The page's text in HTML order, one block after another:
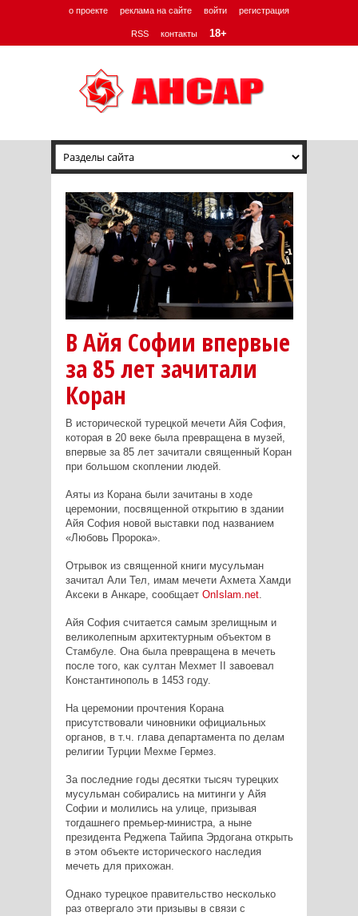
о проекте реклама на сайте войти регистрация
RSS контакты 18+
В Айя Софии впервые
за 85 лет зачитали
Коран
В исторической турецкой мечети Айя София,
которая в 20 веке была превращена в музей,
впервые за 85 лет зачитали священный Коран
при большом скоплении людей.
Аяты из Корана были зачитаны в ходе
церемонии, посвященной открытию в здании
Айя София новой выставки под названием
«Любовь Пророка».
Отрывок из священной книги мусульман
зачитал Али Тел, имам мечети Ахмета Хамди
Аксеки в Анкаре, сообщает OnIslam.net.
Айя София считается самым зрелищным и
великолепным архитектурным объектом в
Стамбуле. Она была превращена в мечеть
после того, как султан Мехмет
завоевал
Константинополь в 1453 году.
На церемонии прочтения Корана
присутствовали чиновники официальных
органов, в т.ч. глава департамента по делам
религии Турции Мехме Гермез.
За последние годы десятки тысяч турецких
мусульман собирались на митинги у Айя
Софии и молились на улице, призывая
тогдашнего премьер-министра, а ныне
президента Реджепа Тайипа Эрдогана открыть
в этом объекте исторического наследия
мечеть для прихожан.
Однако турецкое правительство несколько
раз отвергало эти призывы в связи с